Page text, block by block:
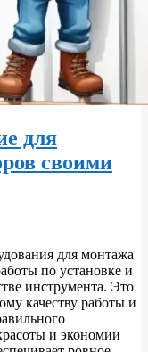
для
своими
для монтажа
по установке и
инструмента. Это
качеству работы и
и экономии